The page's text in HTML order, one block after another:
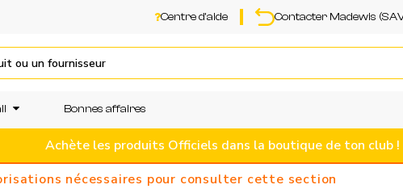
Centre d'aide Contacter Madewis
Bonnes affaires
Achète les produits Officiels dans la boutique de ton club !
nécessaires pour consulter cette section